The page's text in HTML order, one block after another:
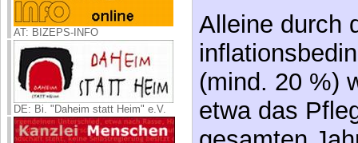
AT: BIZEPS-INFO
DE: Bi. "Daheim statt Heim" e.V.
Alleine durch
(mind. 20 %)
etwa das